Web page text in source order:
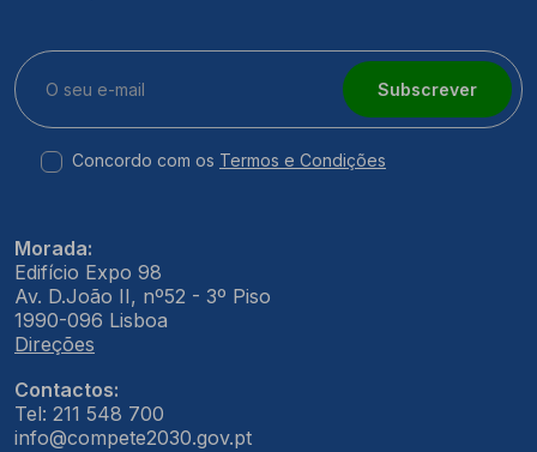
Subscrever
Concordo com os Termos e Condições
Morada:
Edifício Expo 98
Av. D.João II, nº52 - 3º Piso
1990-096 Lisboa
Direções
Contactos:
Tel: 211 548 700
info@compete2030.gov.pt